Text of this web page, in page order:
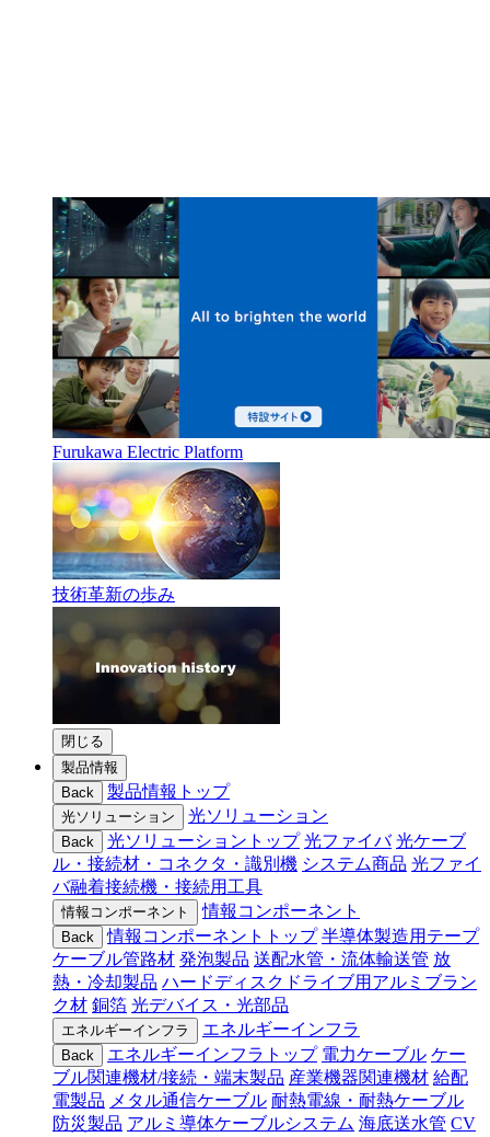
Furukawa Electric Platform
技術革新の歩み
閉じる
製品情報
Back
製品情報トップ
光ソリューション 光ソリューション
Back 光ソリューショントップ 光ファイバ 光ケーブ
ル・接続材・コネクタ・識別機 システム商品 光ファイ
バ融着接続機・接続用工具
情報コンポーネント 情報コンポーネント
Back 情報コンポーネントトップ 半導体製造用テープ
ケーブル管路材 発泡製品 送配水管・流体輸送管 放
熱・冷却製品 ハードディスクドライブ用アルミブラン
ク材 銅箔 光デバイス・光部品
エネルギーインフラ エネルギーインフラ
Back エネルギーインフラトップ 電力ケーブル ケー
ブル関連機材/接続・端末製品 産業機器関連機材 給配
電製品 メタル通信ケーブル 耐熱電線・耐熱ケーブル
防災製品 アルミ導体ケーブルシステム 海底送水管 CV